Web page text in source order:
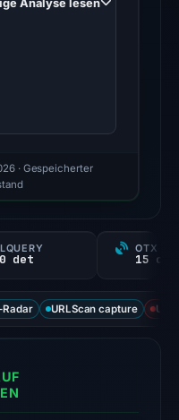
Analyse lesen
· Gespeicherter
det
OTX
Radar URLScan capture